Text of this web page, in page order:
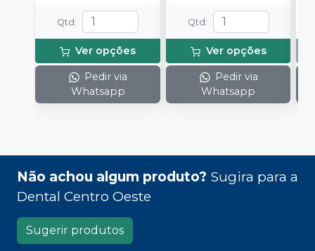
Qtd :
Ver opções
Pedir via
Whatsapp
Qtd :
Ver opções
Pedir via
Whatsapp
Não achou algum produto? Sugira para a
Dental Centro Oeste
Sugerir produtos